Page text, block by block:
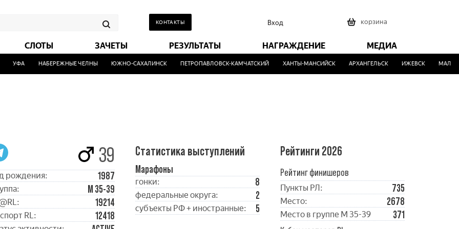
КОНТАКТЫ Вход корзина
СЛОТЫ ЗАЧЕТЫ РЕЗУЛЬТАТЫ НАГРАЖДЕНИЕ МЕДИА
УФА НАБЕРЕЖНЫЕ ЧЕЛНЫ ЮЖНО-САХАЛИНСК ПЕТРОПАВЛОВСК-КАМЧАТСКИЙ ХАНТЫ-МАНСИЙСК АРХАНГЕЛЬСК ИЖЕВСК
39
рождения: 1987
М 35-39
19214
RL: 12418
Статистика выступлений
Марафоны
гонки: 8
федеральные округа: 2
субъекты РФ + иностранные: 5
Рейтинги 2026
Рейтинг финишеров
Пункты РЛ: 735
Место: 2678
Место в группе М 35-39
371